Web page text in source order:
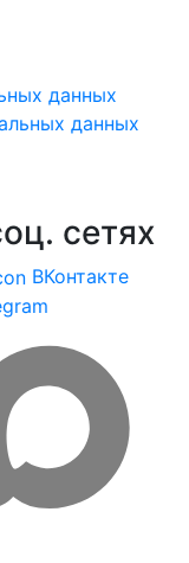
данных
данных
сетях
ВКонтакте